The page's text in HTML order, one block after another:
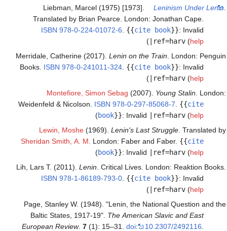
Liebman, Marcel (1975) [1973].
Leninism Under Lenin
Translated by Brian Pearce. London: Jonathan Cape.
ISBN 978-0-224-01072-6 {{cite book}}: Invalid
|ref=harv(help
)
Merridale, Catherine (2017).Lenin on the Train . London: Penguin
Books. ISBN 978-0-241011-324. {{cite book}}: Invalid
|ref=harv(help
)
Montefiore, Simon Sebag (2007). Young Stalin . London:
Weidenfeld & Nicolson. ISBN 978-0-297-85068-7 {{cite
book}}: Invalid |ref=harv(help
)
Lewin, Moshe (1969).Lenin's Last Struggle . Translated by
Sheridan Smith, A. M.
London: Faber and Faber. {{cite
book}}: Invalid |ref=harv(help
)
Lih, Lars T. (2011).Lenin . Critical Lives. London: Reaktion Books.
ISBN 978-1-86189-793-0. {{cite book}}: Invalid
|ref=harv(help
)
Page, Stanley W. (1948). "Lenin, the National Question and the
Baltic States, 1917-19". The American Slavic and East
European Review. 7(1): 15–31. doi: 10.2307/2492116